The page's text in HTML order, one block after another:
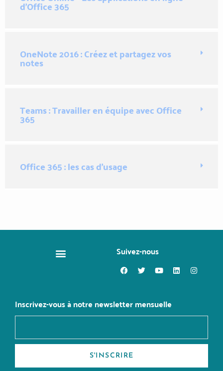
d'Office 365
OneNote 2016 : Créez et partagez vos
notes
Teams : Travailler en équipe avec Office
365
Office 365 : les cas d’usage
Suivez-nous
Inscrivez-vous à notre newsletter mensuelle
S'INSCRIRE